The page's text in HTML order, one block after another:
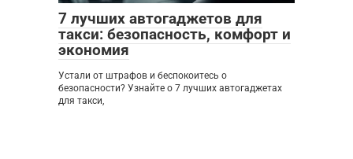
7 лучших автогаджетов для
такси: безопасность, комфорт и
экономия
Устали от штрафов и беспокоитесь о
безопасности? Узнайте о 7 лучших автогаджетах
для такси,